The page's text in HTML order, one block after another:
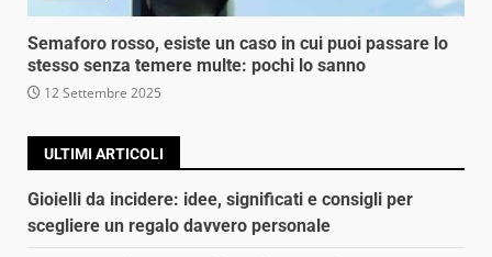
Semaforo rosso, esiste un caso in cui puoi passare lo
stesso senza temere multe: pochi lo sanno
12 Settembre 2025
ULTIMI ARTICOLI
Gioielli da incidere: idee, significati e consigli per
scegliere un regalo davvero personale